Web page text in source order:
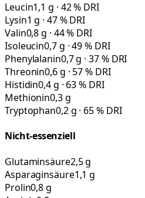
Leucin1,1 g · 42 % DRI
Lysin1 g · 47 % DRI
Valin0,8 g · 44 % DRI
Isoleucin0,7 g · 49 % DRI
Phenylalanin0,7 g · 37 % DRI
Threonin0,6 g · 57 % DRI
Histidin0,4 g · 63 % DRI
Methionin0,3 g
Tryptophan0,2 g · 65 % DRI
Nicht-essenziell
Glutaminsäure2,5 g
Asparaginsäure1,1 g
Prolin0,8 g